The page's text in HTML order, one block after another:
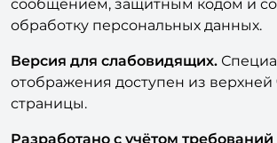
расширенная форма с
сообщением, защитным кодом и
обработку персональных данных.
Версия для слабовидящих.
отображения доступен из верхней
страницы.